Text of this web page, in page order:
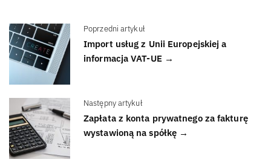
Poprzedni artykuł
Import usług z Unii Europejskiej a
informacja VAT-UE →
Następny artykuł
Zapłata z konta prywatnego za fakturę
wystawioną na spółkę →